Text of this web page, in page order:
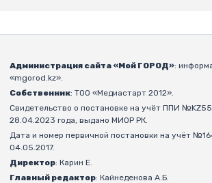
Администрация сайта «Мой ГОРОД»:
«mgorod.kz».
Собственник: ТОО «Медиастарт 2012».
Свидетельство о постановке на учёт ППИ
28.04.2023 года, выдано МИОР РК.
Дата и номер первичной постановки на учёт
04.05.2017.
Директор: Карин Е.
Главный редактор: Кайнеденова А.Б.